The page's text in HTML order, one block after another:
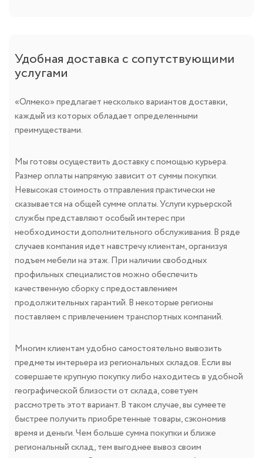
Удобная доставка с сопутствующими
услугами
«Олмеко» предлагает несколько вариантов доставки,
каждый из которых обладает определенными
преимуществами.
Мы готовы осуществить доставку с помощью курьера.
Размер оплаты напрямую зависит от суммы покупки.
Невысокая стоимость отправления практически не
сказывается на общей сумме оплаты. Услуги курьерской
службы представляют особый интерес при
необходимости дополнительного обслуживания. В ряде
случаев компания идет навстречу клиентам, организуя
подъем мебели на этаж. При наличии свободных
профильных специалистов можно обеспечить
качественную сборку с предоставлением
продолжительных гарантий. В некоторые регионы
поставляем с привлечением транспортных компаний.
Многим клиентам удобно самостоятельно вывозить
предметы интерьера из региональных складов. Если вы
совершаете крупную покупку либо находитесь в удобной
географической близости от склада, советуем
рассмотреть этот вариант. В таком случае, вы сумеете
быстрее получить приобретенные товары, сэкономив
время и деньги. Чем больше сумма покупки и ближе
региональный склад, тем выгоднее вывоз своим